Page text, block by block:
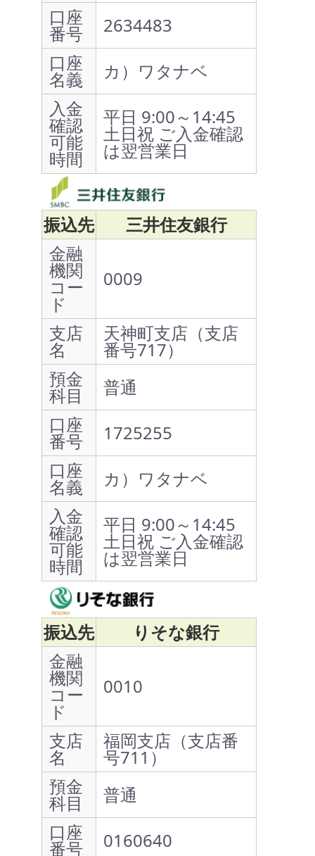
口座
番号
2634483
口座
名義
カ）ワタナベ
入金
確認
可能
時間
平日 9:00～14:45
土日祝 ご入金確認
は翌営業日
振込先
三井住友銀行
金融
機関
コー
ド
0009
支店
名
天神町支店（支店
番号717）
預金
科目
普通
口座
番号
1725255
口座
名義
カ）ワタナベ
入金
確認
可能
時間
平日 9:00～14:45
土日祝 ご入金確認
は翌営業日
振込先
りそな銀行
金融
機関
コー
ド
0010
支店
名
福岡支店（支店番
号711）
預金
科目
普通
口座
番号 0160640